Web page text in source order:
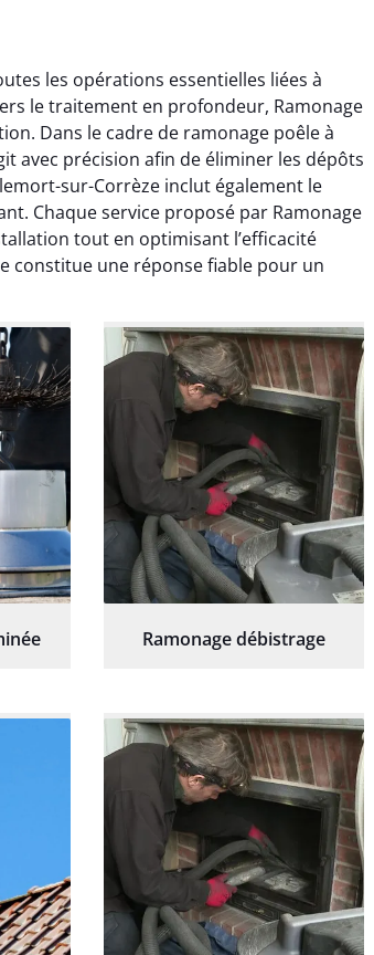
les opérations essentielles liées à
le traitement en profondeur, Ramonage
Dans le cadre de ramonage poêle à
avec précision afin de éliminer les dépôts
sur-Corrèze inclut également le
Chaque service proposé par Ramonage
tout en optimisant l’efficacité
constitue une réponse fiable pour un
Ramonage débistrage
de
Yannick Morel
12 juillet 2025
Intervention très efficace
de ma cheminée. Le tirage
est nettement meilleur et
plus aucune odeur. Travail
propre et rapide.